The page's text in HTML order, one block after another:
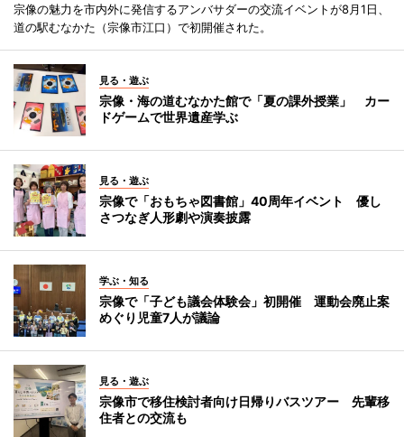
宗像の魅力を市内外に発信するアンバサダーの交流イベントが8月1日、
道の駅むなかた（宗像市江口）で初開催された。
見る・遊ぶ
宗像・海の道むなかた館で「夏の課外授業」 カー
ドゲームで世界遺産学ぶ
見る・遊ぶ
宗像で「おもちゃ図書館」40周年イベント 優し
さつなぎ人形劇や演奏披露
学ぶ・知る
宗像で「子ども議会体験会」初開催 運動会廃止案
めぐり児童7人が議論
見る・遊ぶ
宗像市で移住検討者向け日帰りバスツアー 先輩移
住者との交流も